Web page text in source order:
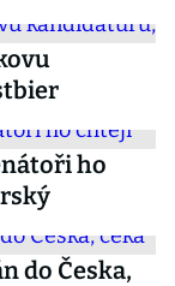
ho
do Česka,